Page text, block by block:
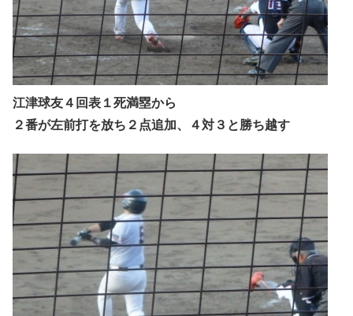
江津球友４回表１死満塁から
２番が左前打を放ち２点追加、４対３と勝ち越す